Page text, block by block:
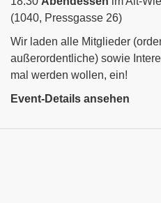
(1040, Pressgasse 26)
Wir laden alle Mitglieder
außerordentliche) sowie
mal werden wollen, ein!
Event-Details ansehen